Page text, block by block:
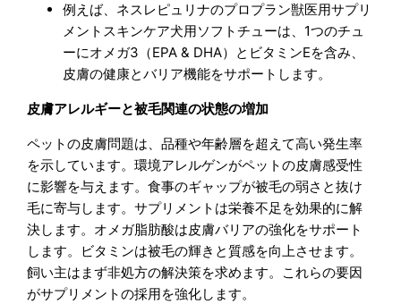
例えば、ネスレピュリナのプロプラン獣医用サプリ
メントスキンケア犬用ソフトチューは、1つのチュ
ーにオメガ3（EPA & DHA）とビタミンEを含み、
皮膚の健康とバリア機能をサポートします。
皮膚アレルギーと被毛関連の状態の増加
ペットの皮膚問題は、品種や年齢層を超えて高い発生率
を示しています。環境アレルゲンがペットの皮膚感受性
に影響を与えます。食事のギャップが被毛の弱さと抜け
毛に寄与します。サプリメントは栄養不足を効果的に解
決します。オメガ脂肪酸は皮膚バリアの強化をサポート
します。ビタミンは被毛の輝きと質感を向上させます。
飼い主はまず非処方の解決策を求めます。これらの要因
がサプリメントの採用を強化します。